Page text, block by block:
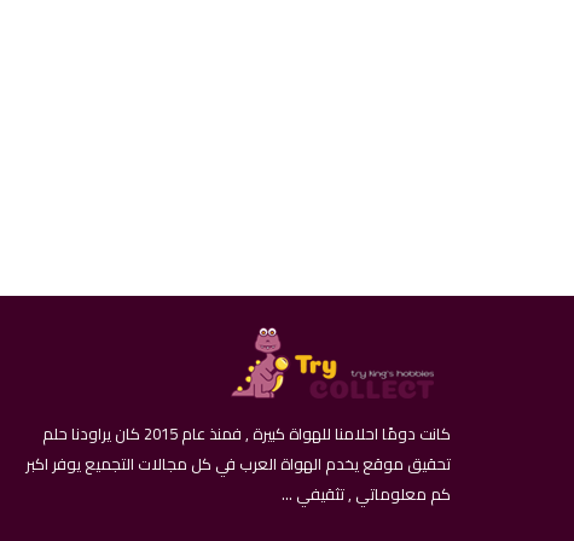
كانت دومًا احلامنا للهواة كبيرة , فمنذ عام 2015 كان يراودنا حلم
تحقيق موقع يخدم الهواة العرب في كل مجالات التجميع يوفر اكبر
كم معلوماتي , تثقيفي ...